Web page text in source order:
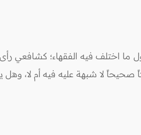
ما اختلف فيه الفقهاء؛
لا شبهة عليه فيه أم لا، وهل